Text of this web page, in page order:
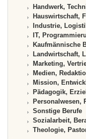
Handwerk,
Hauswirtschaft,
Industrie,
IT,
Kaufmännische
Landwirtschaft,
Marketing,
Medien,
Mission,
Pädagogik,
Personalwesen,
Sonstige Berufe
Sozialarbeit,
Theologie,